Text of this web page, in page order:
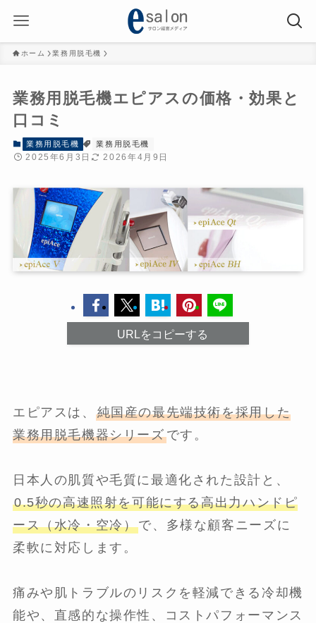
ホーム 業務用脱毛機
業務用脱毛機エピアスの価格・効果と
口コミ
業務用脱毛機 業務用脱毛機
2025年6月3日 2026年4月9日
URLをコピーする
エピアスは、 純国産の最先端技術を採用した
業務用脱毛機器シリーズです。
日本人の肌質や毛質に最適化された設計と、
0.5秒の高速照射を可能にする高出力ハンドピ
ース（水冷・空冷）で、多様な顧客ニーズに
柔軟に対応します。
痛みや肌トラブルのリスクを軽減できる冷却機
能や、直感的な操作性、コストパフォーマンス